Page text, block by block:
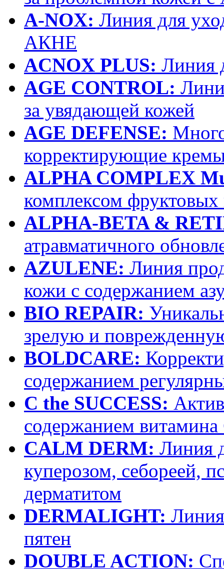
A-NOX: Линия для
АКНЕ
ACNOX PLUS: Линия
AGE CONTROL:
за увядающей кожей
AGE DEFENSE:
корректирующие
ALPHA COMPLEX
комплексом фруктовых
ALPHA-BETA &
атравматичного
AZULENE: Линия
кожи с содержанием
BIO REPAIR:
зрелую и
BOLDCARE:
содержанием
C the SUCCESS:
содержанием
CALM DERM: Линия
куперозом, себореей,
дерматитом
DERMALIGHT:
пятен
DOUBLE ACTION: